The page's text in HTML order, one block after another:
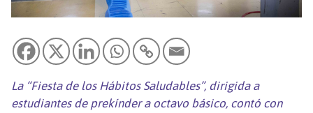
La “Fiesta de los Hábitos Saludables”, dirigida a
estudiantes de prekínder a octavo básico, contó con